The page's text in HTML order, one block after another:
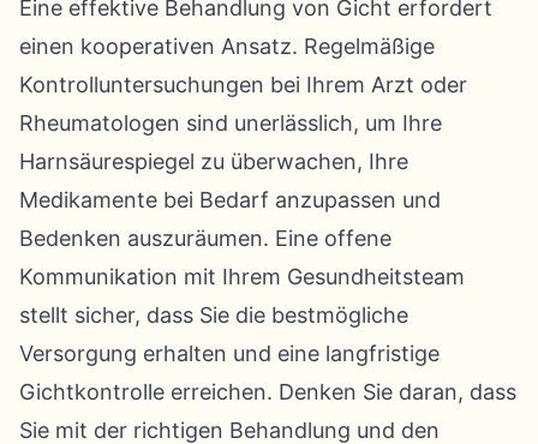
Eine effektive Behandlung von Gicht erfordert
einen kooperativen Ansatz. Regelmäßige
Kontrolluntersuchungen bei Ihrem Arzt oder
Rheumatologen sind unerlässlich, um Ihre
Harnsäurespiegel zu überwachen, Ihre
Medikamente bei Bedarf anzupassen und
Bedenken auszuräumen. Eine offene
Kommunikation mit Ihrem Gesundheitsteam
stellt sicher, dass Sie die bestmögliche
Versorgung erhalten und eine langfristige
Gichtkontrolle erreichen. Denken Sie daran, dass
Sie mit der richtigen Behandlung und den